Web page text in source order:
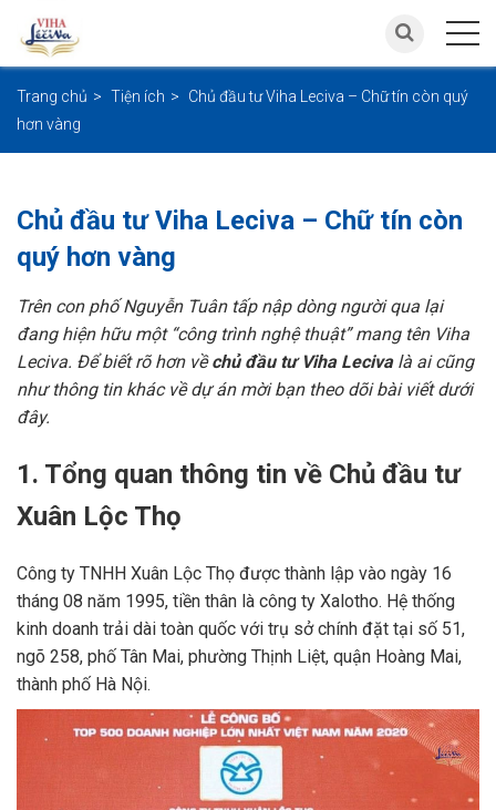
Trang chủ Tiện ích
Chủ đầu tư Viha Leciva – Chữ tín còn quý
hơn vàng
Chủ đầu tư Viha Leciva – Chữ tín còn
quý hơn vàng
Trên con phố Nguyễn Tuân tấp nập dòng người qua lại
đang hiện hữu một “công trình nghệ thuật” mang tên Viha
Leciva. Để biết rõ hơn vềchủ đầu tư Viha Lecivalà ai cũng
như thông tin khác về dự án mời bạn theo dõi bài viết dưới
đây.
1. Tổng quan thông tin về Chủ đầu tư
Xuân Lộc Thọ
Công ty TNHH Xuân Lộc Thọ được thành lập vào ngày 16
tháng 08 năm 1995, tiền thân là công ty Xalotho. Hệ thống
kinh doanh trải dài toàn quốc với trụ sở chính đặt tại số 51,
ngõ 258, phố Tân Mai, phường Thịnh Liệt, quận Hoàng Mai,
thành phố Hà Nội.